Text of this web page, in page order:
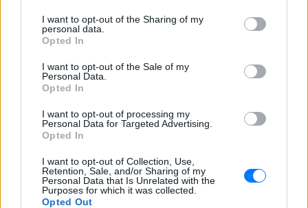
I want to opt-out of the Sharing of my
personal data.
Opted In
I want to opt-out of the Sale of my
Personal Data.
Opted In
I want to opt-out of processing my
Personal Data for Targeted Advertising.
Opted In
I want to opt-out of Collection, Use,
Retention, Sale, and/or Sharing of my
Personal Data that Is Unrelated with the
Purposes for which it was collected.
Opted Out
ΣΤΗΝ ΙΔΙΑ ΚΑΤΗΓΟΡΙΑ
Αποστολία Ζώη: Από το Μπαλί
στο BTS concert στο Παρίσι ‑
ΧΤΕΣ
ανάρτηση που συγκέντρωσε χιλιάδες
likes στο Instagram.
Κατερίνα Καινούργιου στην